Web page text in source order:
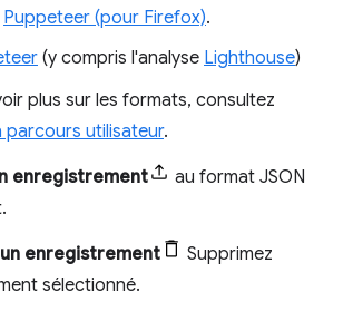
Puppeteer (pour Firefox).
(y compris l'analyse Lighthouse)
plus sur les formats, consultez
parcours utilisateur.
enregistrement
au format JSON
enregistrement
Supprimez
sélectionné.